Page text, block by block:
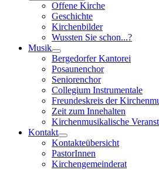
Offene Kirche
Geschichte
Kirchenbilder
Wussten Sie schon...?
Musik
Bergedorfer Kantorei
Posaunenchor
Seniorenchor
Collegium Instrumentale
Freundeskreis der
Zeit zum Innehalten
Kirchenmusikalische
Kontakt
Kontakteübersicht
PastorInnen
Kirchengemeinderat